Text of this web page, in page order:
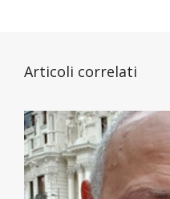
Articoli correlati